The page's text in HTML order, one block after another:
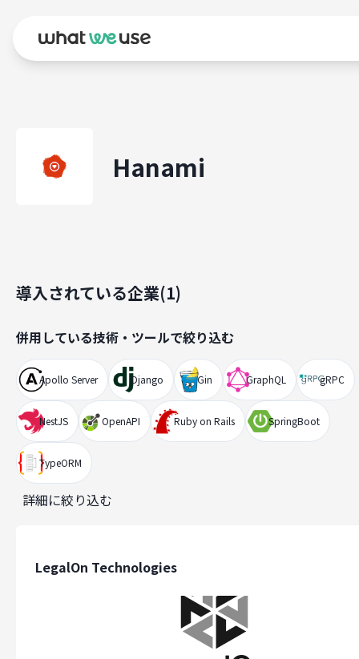
Hanami
導入されている企業(1)
併用している技術・ツールで絞り込む
Apollo Server Django Gin GraphQL gRPC
NestJS OpenAPI Ruby on Rails SpringBoot
TypeORM
詳細に絞り込む
LegalOn Technologies